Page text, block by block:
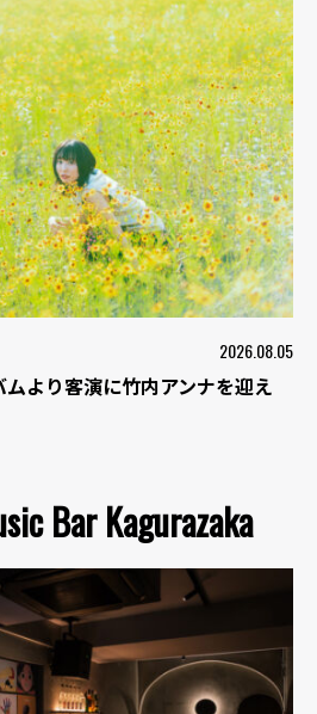
2026.08.05
より客演に竹内アンナを迎え
Bar Kagurazaka